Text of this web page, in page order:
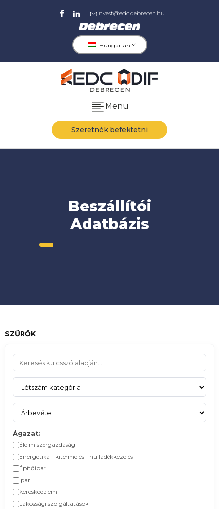
| invest@edc.debrecen.hu
Hungarian
Menü
Szeretnék befektetni
Beszállítói
Adatbázis
SZŰRŐK
Ágazat:
Élelmiszergazdaság
Energetika - kitermelés - hulladékkezelés
Építőipar
Ipar
Kereskedelem
Lakossági szolgáltatások